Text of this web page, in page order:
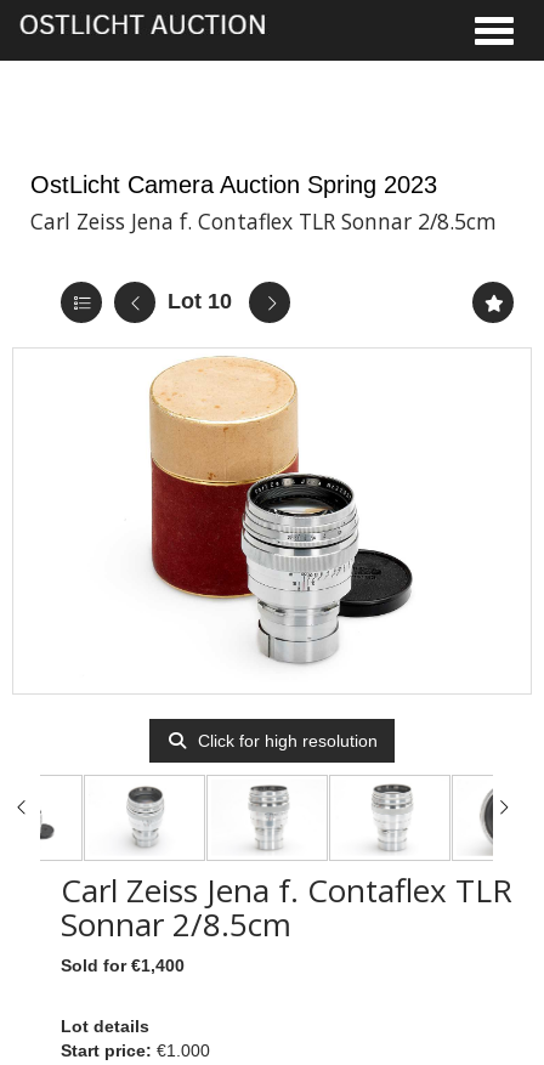
OstLicht Camera Auction Spring 2023
Carl Zeiss Jena f. Contaflex TLR Sonnar 2/8.5cm
Lot 10
Click for high resolution
Carl Zeiss Jena f. Contaflex TLR
Sonnar 2/8.5cm
Sold for €1,400
Lot details
Start price: €1.000